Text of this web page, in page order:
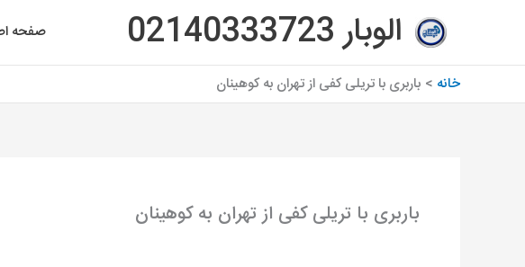
محتوا
الوبار 02140333723 صفحه
خانه باربری با تریلی کفی از تهران به کوهینان
باربری با تریلی کفی از تهران به کوهینان